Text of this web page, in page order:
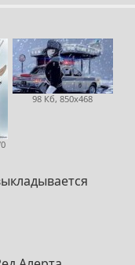
98 Кб, 850x468